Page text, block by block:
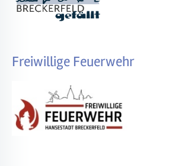
Freiwillige Feuerwehr